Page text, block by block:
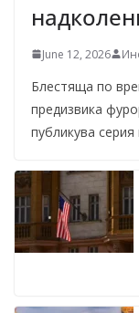
June 12, 2026
Блестяща по
предизвика
публикува серия